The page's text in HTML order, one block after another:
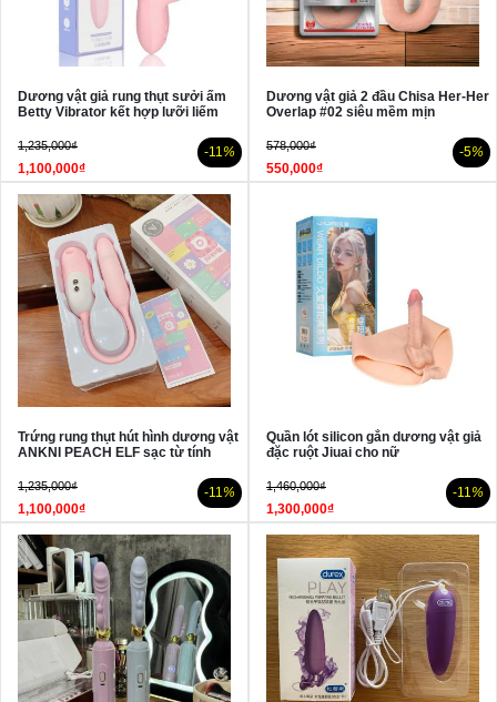
Dương vật giả rung thụt sưởi ấm
Betty Vibrator kết hợp lưỡi liếm
1,235,000₫
1,100,000₫
-11%
Dương vật giả 2 đầu Chisa Her-Her
Overlap #02 siêu mềm mịn
578,000₫
550,000₫
-5%
Trứng rung thụt hút hình dương vật
ANKNI PEACH ELF sạc từ tính
1,235,000₫
1,100,000₫
-11%
Quần lót silicon gắn dương vật giả
đặc ruột Jiuai cho nữ
1,460,000₫
1,300,000₫
-11%